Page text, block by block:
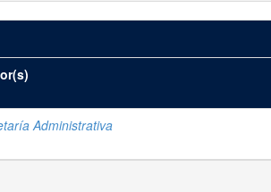
Administrativa